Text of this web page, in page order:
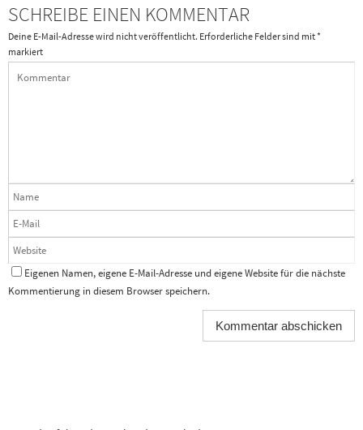
SCHREIBE EINEN KOMMENTAR
Deine E-Mail-Adresse wird nicht veröffentlicht. Erforderliche Felder sind mit*
markiert
Eigenen Namen, eigene E-Mail-Adresse und eigene Website für die nächste
Kommentierung in diesem Browser speichern.